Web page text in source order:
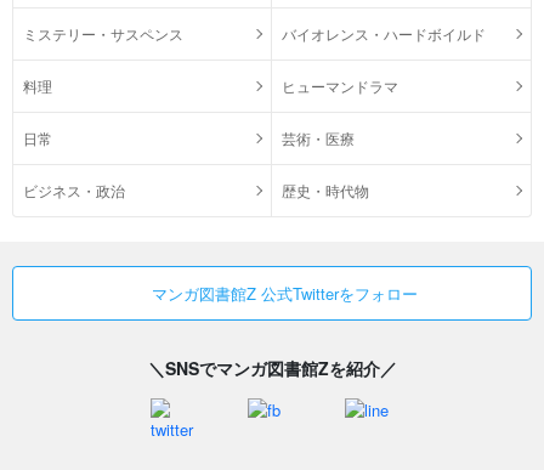
ミステリー・サスペンス バイオレンス・ハードボイルド
料理 ヒューマンドラマ
日常 芸術・医療
ビジネス・政治 歴史・時代物
マンガ図書館Z 公式Twitterをフォロー
＼SNSでマンガ図書館Zを紹介／